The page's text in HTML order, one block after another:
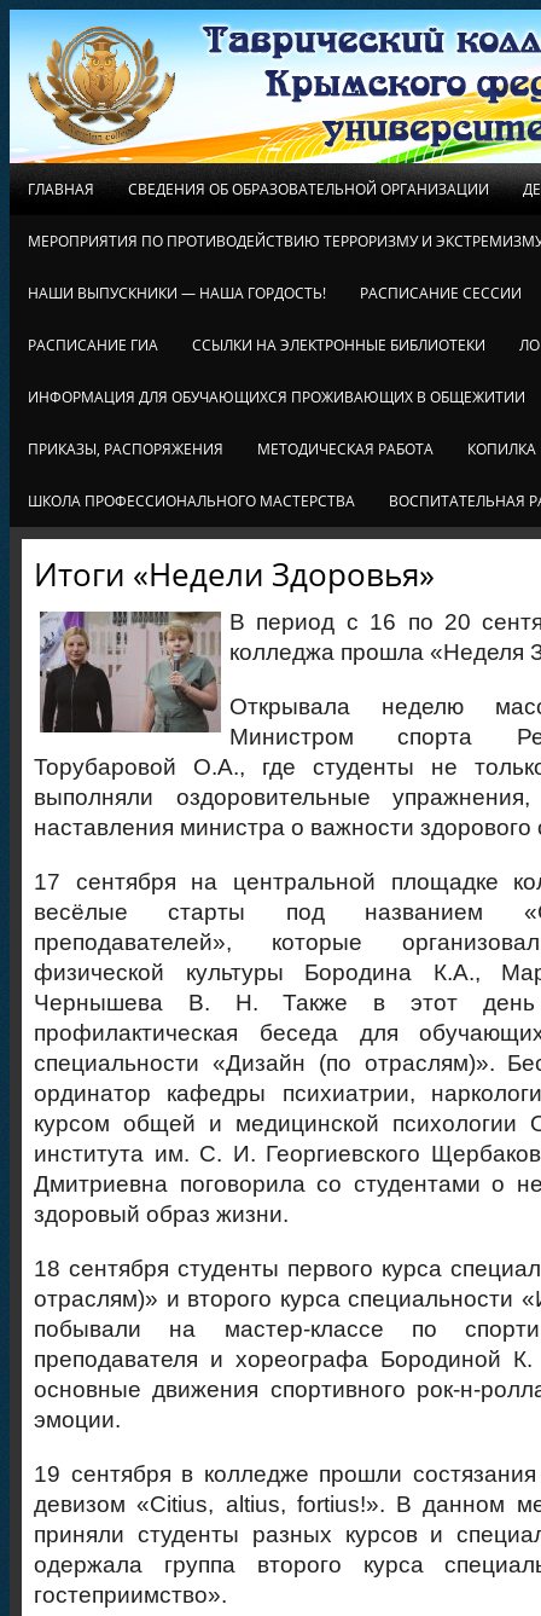
ГЛАВНАЯ СВЕДЕНИЯ ОБ ОБРАЗОВАТЕЛЬНОЙ ОРГАНИЗАЦИИ
МЕРОПРИЯТИЯ ПО ПРОТИВОДЕЙСТВИЮ ТЕРРОРИЗМУ И
НАШИ ВЫПУСКНИКИ — НАША ГОРДОСТЬ! РАСПИСАНИЕ СЕССИИ
РАСПИСАНИЕ ГИА ССЫЛКИ НА ЭЛЕКТРОННЫЕ БИБЛИОТЕКИ
ИНФОРМАЦИЯ ДЛЯ ОБУЧАЮЩИХСЯ ПРОЖИВАЮЩИХ В ОБЩЕЖИТИИ
ПРИКАЗЫ, РАСПОРЯЖЕНИЯ МЕТОДИЧЕСКАЯ РАБОТА КОПИЛКА
ШКОЛА ПРОФЕССИОНАЛЬНОГО МАСТЕРСТВА ВОСПИТАТЕЛЬНАЯ
Итоги «Недели Здоровья»
В период с 16 по 20
колледжа прошла «Неделя
Открывала неделю
Министром спорта
Торубаровой О.А., где студенты не
выполняли оздоровительные
наставления министра о важности
17 сентября на центральной площадке
весёлые старты под названием
преподавателей», которые
физической культуры Бородина К.А.,
Чернышева В. Н. Также в этот день
профилактическая беседа для
специальности «Дизайн (по отраслям)».
ординатор кафедры психиатрии,
курсом общей и медицинской психологии
института им. С. И. Георгиевского
Дмитриевна поговорила со студентами о
здоровый образ жизни.
18 сентября студенты первого курса
отраслям)» и второго курса специальности
побывали на мастер-классе по
преподавателя и хореографа Бородиной
основные движения спортивного рок-н-
эмоции.
19 сентября в колледже прошли
девизом «Сitius, altius, fortius!». В данном
приняли студенты разных курсов и
одержала группа второго курса
гостеприимство».